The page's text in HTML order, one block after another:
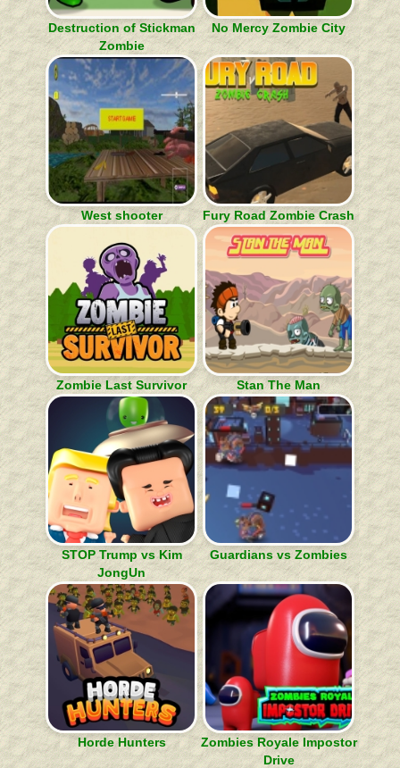
Destruction of Stickman
Zombie
No Mercy Zombie City
West shooter Fury Road Zombie Crash
Zombie Last Survivor Stan The Man
STOP Trump vs Kim
JongUn
Guardians vs Zombies
Horde Hunters
Zombies Royale Impostor
Drive